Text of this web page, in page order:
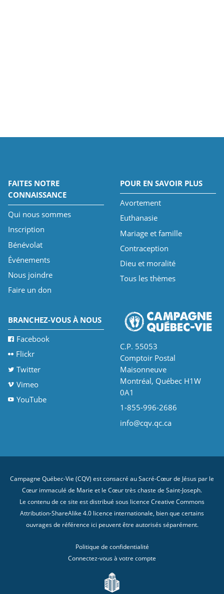
FAITES NOTRE
CONNAISSANCE
Qui nous sommes
Inscription
Bénévolat
Événements
Nous joindre
Faire un don
POUR EN SAVOIR PLUS
Avortement
Euthanasie
Mariage et famille
Contraception
Dieu et moralité
Tous les thèmes
BRANCHEZ-VOUS À NOUS
Facebook
Flickr
Twitter
Vimeo
YouTube
C.P. 55053
Comptoir Postal
Maisonneuve
Montréal, Québec H1W
0A1
1-855-996-2686
info@cqv.qc.ca
Campagne Québec-Vie (CQV) est consacré au Sacré-Cœur de Jésus par le
Cœur immaculé de Marie et le Cœur très chaste de Saint-Joseph.
Le contenu de ce site est distribué sous licence Creative Commons
Attribution-ShareAlike 4.0 licence internationale , bien que certains
ouvrages de référence ici peuvent être autorisés séparément.
Politique de confidentialité
Connectez-vous à votre compte